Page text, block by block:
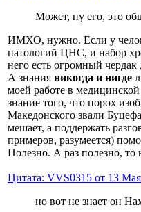
Может, ну его, это
ИМХО, нужно. Если у
патологий ЦНС, и набор
него есть огромный
А знания никогда и нигде
моей работе в
знание того, что порох
Македонского звали
мешает, а поддержать
примеров, разумеется)
Полезно. А раз полезно, то
Цитата: VVS0315 от 13
но вот не знает он